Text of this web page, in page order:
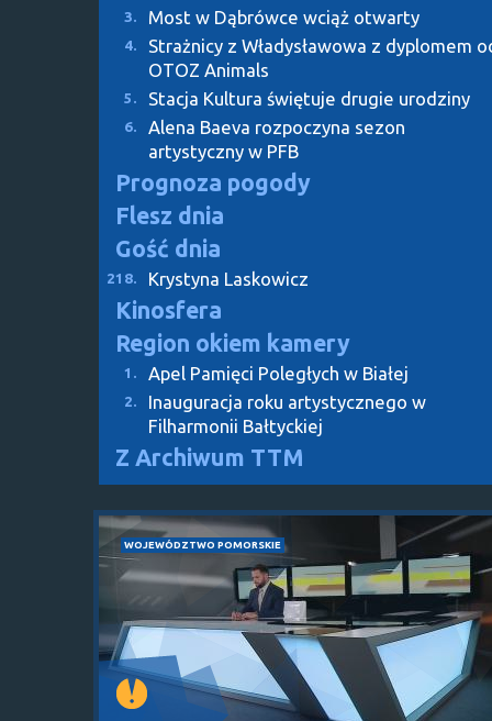
3. Most w Dąbrówce wciąż otwarty
4.
Strażnicy z Władysławowa z dyplomem
OTOZ Animals
5. Stacja Kultura świętuje drugie urodziny
6.
Alena Baeva rozpoczyna sezon
artystyczny w PFB
Prognoza pogody
Flesz dnia
Gość dnia
218. Krystyna Laskowicz
Kinosfera
Region okiem kamery
1. Apel Pamięci Poległych w Białej
2.
Inauguracja roku artystycznego w
Filharmonii Bałtyckiej
Z Archiwum TTM
WOJEWÓDZTWO POMORSKIE